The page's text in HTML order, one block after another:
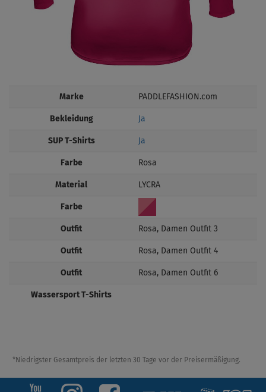
Marke PADDLEFASHION.com
Bekleidung Ja
SUP T-Shirts Ja
Farbe Rosa
Material LYCRA
Farbe
Outfit Rosa, Damen Outfit 3
Outfit Rosa, Damen Outfit 4
Outfit Rosa, Damen Outfit 6
Wassersport T-Shirts
*Niedrigster Gesamtpreis der letzten 30 Tage vor der Preisermäßigung.